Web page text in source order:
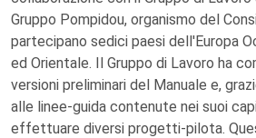
Gruppo Pompidou, organismo del
partecipano sedici paesi dell'Europa
ed Orientale. Il Gruppo di Lavoro ha
versioni preliminari del Manuale e,
alle linee-guida contenute nei suoi
effettuare diversi progetti-pilota.